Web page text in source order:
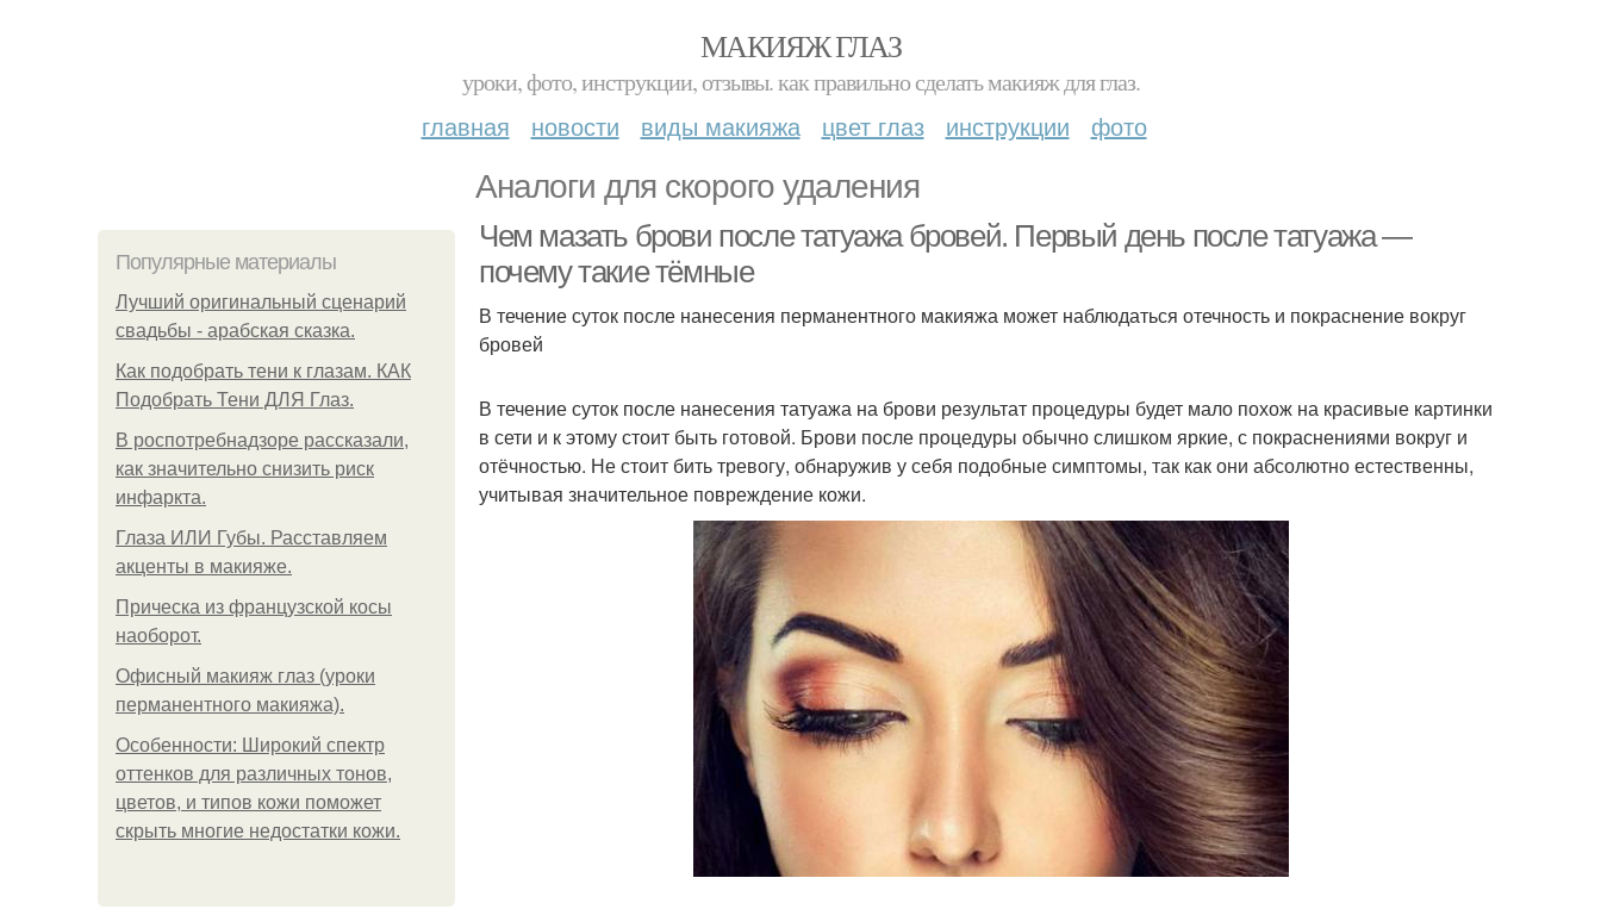
МАКИЯЖ ГЛАЗ
уроки, фото, инструкции, отзывы. как правильно сделать макияж для глаз.
главная новости виды макияжа цвет глаз инструкции фото
Аналоги для скорого удаления
Популярные материалы
Лучший оригинальный сценарий
свадьбы - арабская сказка.
Как подобрать тени к глазам. КАК
Подобрать Тени ДЛЯ Глаз.
В роспотребнадзоре рассказали,
как значительно снизить риск
инфаркта.
Глаза ИЛИ Губы. Расставляем
акценты в макияже.
Прическа из французской косы
наоборот.
Офисный макияж глаз (уроки
перманентного макияжа).
Особенности: Широкий спектр
оттенков для различных тонов,
цветов, и типов кожи поможет
скрыть многие недостатки кожи.
Чем мазать брови после татуажа бровей. Первый день после татуажа —
почему такие тёмные
В течение суток после нанесения перманентного макияжа может наблюдаться отечность и покраснение вокруг
бровей
В течение суток после нанесения татуажа на брови результат процедуры будет мало похож на красивые картинки
в сети и к этому стоит быть готовой. Брови после процедуры обычно слишком яркие, с покраснениями вокруг и
отёчностью. Не стоит бить тревогу, обнаружив у себя подобные симптомы, так как они абсолютно естественны,
учитывая значительное повреждение кожи.